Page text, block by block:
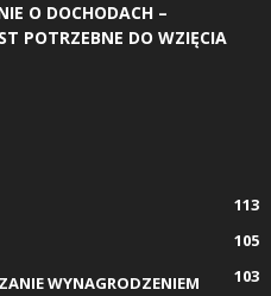
O DOCHODACH –
POTRZEBNE DO WZIĘCIA
113
105
WYNAGRODZENIEM
103